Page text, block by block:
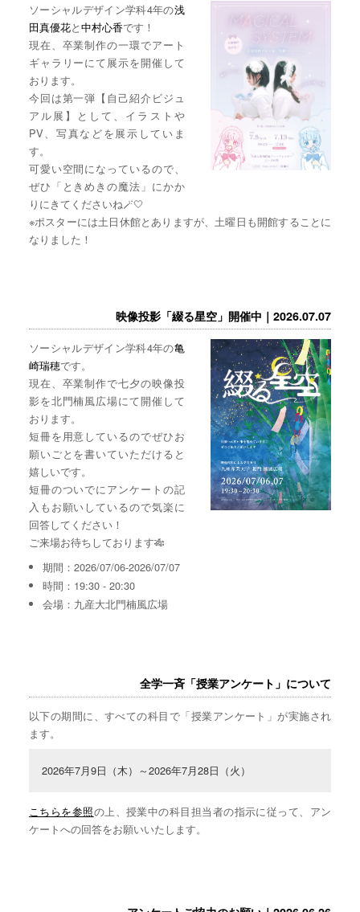
ソーシャルデザイン学科4年の浅
田真優花と中村心香です！
現在、卒業制作の一環でアート
ギャラリーにて展示を開催して
おります。
今回は第一弾【自己紹介ビジュ
アル展】として、イラストや
PV、写真などを展示していま
す。
可愛い空間になっているので、
ぜひ「ときめきの魔法」にかか
りにきてくださいね🪄🤍
※ポスターには土日休館とありますが、土曜日も開館することに
なりました！
映像投影「綴る星空」開催中｜2026.07.07
ソーシャルデザイン学科4年の亀
崎瑞穂です。
現在、卒業制作で七夕の映像投
影を北門楠風広場にて開催して
おります。
短冊を用意しているのでぜひお
願いごとを書いていただけると
嬉しいです。
短冊のついでにアンケートの記
入もお願いしているので気楽に
回答してください！
ご来場お待ちしております🎋
期間：2026/07/06-2026/07/07
時間：19:30 - 20:30
会場：九産大北門楠風広場
全学一斉「授業アンケート」について
以下の期間に、すべての科目で「授業アンケート」が実施され
ます。
2026年7月9日（木）～2026年7月28日（火）
こちらを参照の上、授業中の科目担当者の指示に従って、アン
ケートへの回答をお願いいたします。